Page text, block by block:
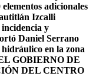
adicionales
Izcalli
y
Daniel Serrano
en la zona
GOBIERNO DE
DEL CENTRO